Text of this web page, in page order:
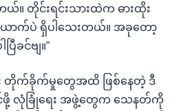
။ တိုင်းရင်းသားထဲက ဓားထိုး
ာက်ပဲ ရှိပါသေးတယ်။ အခုတော့
ြီခင်ဗျ။”
ြီး တိုက်ခိုက်မှုတွေအထိ ဖြစ်နေတဲ့ ဒီ
ဖို့ လုံခြုံရေး အဖွဲ့တွေက သေနတ်ကို